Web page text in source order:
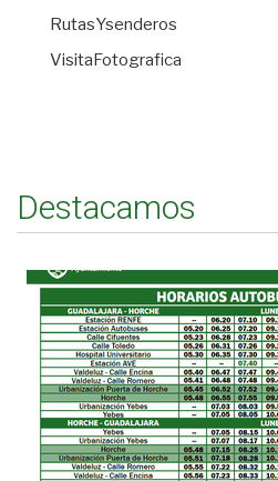
RutasYsenderos
VisitaFotografica
Destacamos